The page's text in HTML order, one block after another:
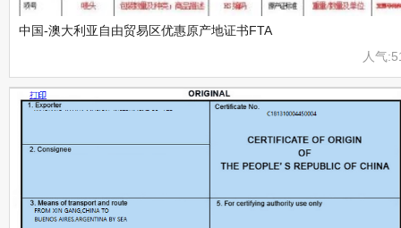
中国-澳大利亚自由贸易区优惠原产地证书FTA
人气